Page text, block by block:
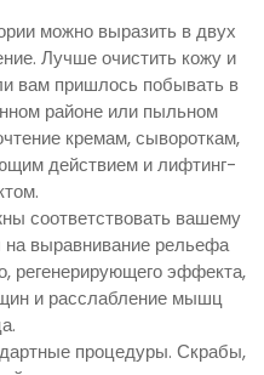
можно выразить в двух
Лучше очистить кожу и
вам пришлось побывать в
районе или пыльном
кремам, сывороткам,
действием и лифтинг-
соответствовать вашему
выравнивание рельефа
регенерирующего эффекта,
и расслабление мышц
процедуры. Скрабы,